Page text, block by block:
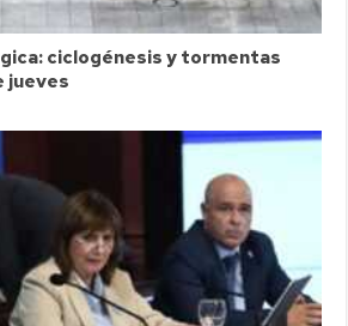
ciclogénesis y tormentas
jueves